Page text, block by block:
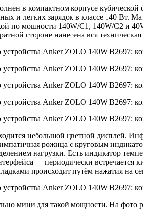
в компактном корпусе кубической
и легких зарядок в классе 140 Вт.
по мощности 140W/C1, 140W/C2 и
стороне нанесена вся
небольшой цветной дисплей.
рожица с круговым
нагрузки. Есть индикатор
— периодически встречается
происходит путём нажатия на
мини для такой мощности. На